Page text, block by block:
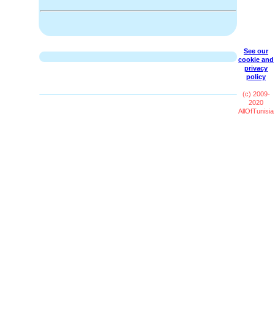
See our
cookie and
privacy
policy
(c) 2009-
2020
AllOfTunisia